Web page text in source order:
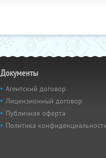
Документы
Агентский договор
Лицензионный договор
Публичная оферта
Политика